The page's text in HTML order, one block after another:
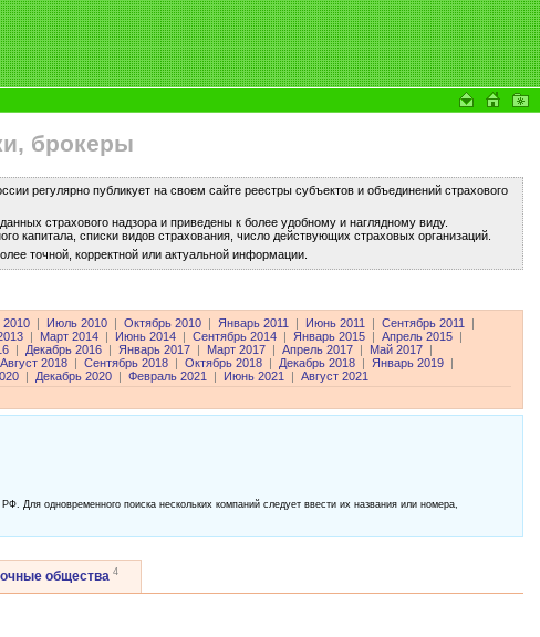
брокеры
регулярно публикует на своем сайте реестры субъектов и объединений страхового
страхового надзора и приведены к более удобному и наглядному виду.
капитала, списки видов страхования, число действующих страховых организаций.
точной, корректной или актуальной информации.
2010 Июль 2010 Октябрь 2010 Январь 2011 Июнь 2011 Сентябрь 2011
Март 2014 Июнь 2014 Сентябрь 2014 Январь 2015 Апрель 2015
Декабрь 2016 Январь 2017 Март 2017 Апрель 2017 Май 2017
Август 2018 Сентябрь 2018 Октябрь 2018 Декабрь 2018 Январь 2019
Декабрь 2020 Февраль 2021 Июнь 2021
Август 2021
Для одновременного поиска нескольких компаний следует ввести их названия или номера,
общества 4